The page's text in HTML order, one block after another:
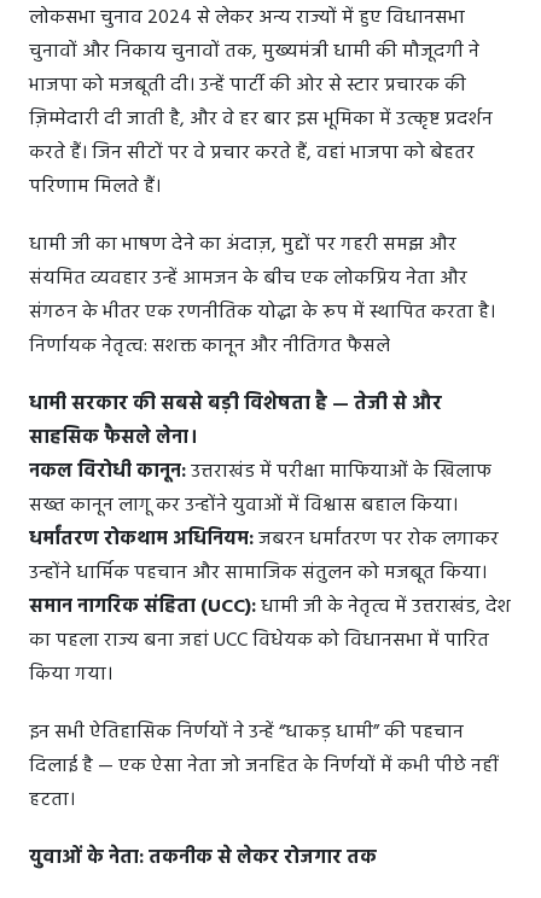
लोकसभा चुनाव 2024 से लेकर अन्य राज्यों में हुए विधानसभा
चुनावों और निकाय चुनावों तक, मुख्यमंत्री धामी की मौजूदगी ने
भाजपा को मजबूती दी। उन्हें पार्टी की ओर से स्टार प्रचारक की
ज़िम्मेदारी दी जाती है, और वे हर बार इस भूमिका में उत्कृष्ट प्रदर्शन
करते हैं। जिन सीटों पर वे प्रचार करते हैं, वहां भाजपा को बेहतर
परिणाम मिलते हैं।
धामी जी का भाषण देने का अंदाज़, मुद्दों पर गहरी समझ और
संयमित व्यवहार उन्हें आमजन के बीच एक लोकप्रिय नेता और
संगठन के भीतर एक रणनीतिक योद्धा के रूप में स्थापित करता है।
निर्णायक नेतृत्व: सशक्त कानून और नीतिगत फैसले
धामी सरकार की सबसे बड़ी विशेषता है — तेजी से और
साहसिक फैसले लेना।
नकल विरोधी कानून:उत्तराखंड में परीक्षा माफियाओं के खिलाफ
सख्त कानून लागू कर उन्होंने युवाओं में विश्वास बहाल किया।
धर्मांतरण रोकथाम अधिनियम:जबरन धर्मांतरण पर रोक लगाकर
उन्होंने धार्मिक पहचान और सामाजिक संतुलन को मजबूत किया।
समान नागरिक संहिता (UCC):धामी जी के नेतृत्व में उत्तराखंड, देश
का पहला राज्य बना जहां UCC विधेयक को विधानसभा में पारित
किया गया।
इन सभी ऐतिहासिक निर्णयों ने उन्हें “धाकड़ धामी” की पहचान
दिलाई है — एक ऐसा नेता जो जनहित के निर्णयों में कभी पीछे नहीं
हटता।
युवाओं के नेता: तकनीक से लेकर रोजगार तक